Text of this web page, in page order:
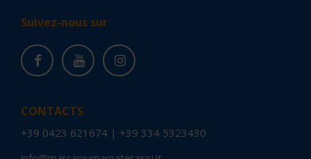
Suivez-nous sur
CONTACTS
+39 0423 621674 | +39 334 5323430